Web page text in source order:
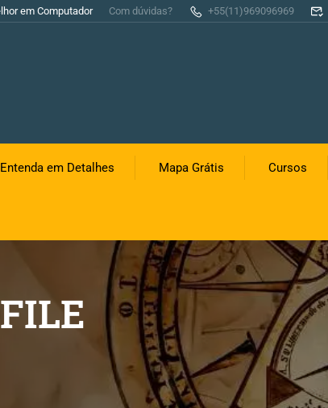
em Computador Com dúvidas? +55(11)969096969
Entenda em Detalhes Mapa Grátis Cursos